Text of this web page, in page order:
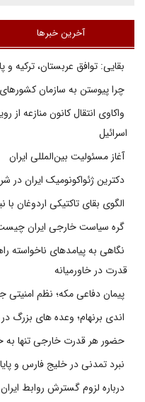
آخرین خبرها
بقایی: توافق عربستان، ترکیه و
چرا پیوستن به سازمان
واکاوی انتقال کانون منازعه از
اسرائیل
آغاز مسئولیت بین‌المللی ایران
دکترین ژئواکونومیک ایران در
الگوی بقای تاکتیکی اردوغان با
گره سیاست خارجی ایران
نگاهی به پیامدهای ناخواسته
قدرت در خاورمیانه
پیمان دفاعی مکه؛ نظم امنیتی
اندی برنهام؛ وعده های
حضور هر قدرت خارجی تنها به
نبرد تمدنی در خلیج فارس و
درباره لزوم گسترش روابط